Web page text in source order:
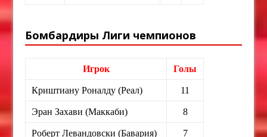
Бомбардиры Лиги чемпионов
Игрок Голы
Криштиану Роналду (Реал) 11
Эран Захави (Маккаби) 8
Роберт Левандовски (Бавария) 7